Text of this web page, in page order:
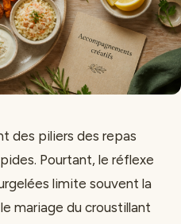
des piliers des repas
Pourtant, le réflexe
limite souvent la
mariage du croustillant